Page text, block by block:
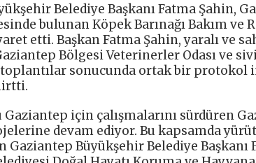
Belediye Başkanı Fatma Şahin,
bulunan Köpek Barınağı Bakım ve
etti. Başkan Fatma Şahin, yaralı ve
Bölgesi Veterinerler Odası ve
toplantılar sonucunda ortak bir protokol
için çalışmalarını sürdüren
devam ediyor. Bu kapsamda
Gaziantep Büyükşehir Belediye Başkanı